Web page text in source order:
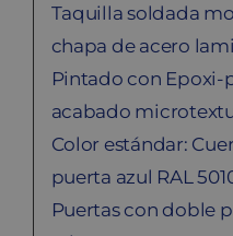
Taquilla soldada
chapa de acero
Pintado con Epoxi-
acabado
Color estándar:
puerta azul RAL
Puertas con doble